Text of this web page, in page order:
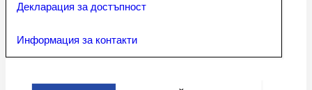
Декларация за достъпност
Информация за контакти